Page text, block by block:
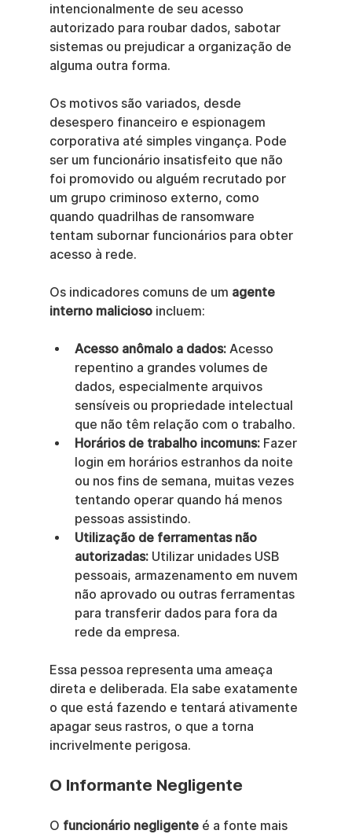
intencionalmente de seu acesso
autorizado para roubar dados, sabotar
sistemas ou prejudicar a organização de
alguma outra forma.
Os motivos são variados, desde
desespero financeiro e espionagem
corporativa até simples vingança. Pode
ser um funcionário insatisfeito que não
foi promovido ou alguém recrutado por
um grupo criminoso externo, como
quando quadrilhas de ransomware
tentam subornar funcionários para obter
acesso à rede.
Os indicadores comuns de um agente
interno malicioso incluem:
Acesso anômalo a dados: Acesso
repentino a grandes volumes de
dados, especialmente arquivos
sensíveis ou propriedade intelectual
que não têm relação com o trabalho.
Horários de trabalho incomuns: Fazer
login em horários estranhos da noite
ou nos fins de semana, muitas vezes
tentando operar quando há menos
pessoas assistindo.
Utilização de ferramentas não
autorizadas: Utilizar unidades USB
pessoais, armazenamento em nuvem
não aprovado ou outras ferramentas
para transferir dados para fora da
rede da empresa.
Essa pessoa representa uma ameaça
direta e deliberada. Ela sabe exatamente
o que está fazendo e tentará ativamente
apagar seus rastros, o que a torna
incrivelmente perigosa.
O Informante Negligente
O funcionário negligente é a fonte mais